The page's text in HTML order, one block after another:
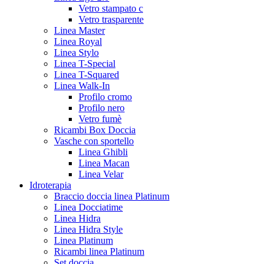
Vetro stampato c
Vetro trasparente
Linea Master
Linea Royal
Linea Stylo
Linea T-Special
Linea T-Squared
Linea Walk-In
Profilo cromo
Profilo nero
Vetro fumè
Ricambi Box Doccia
Vasche con sportello
Linea Ghibli
Linea Macan
Linea Velar
Idroterapia
Braccio doccia linea Platinum
Linea Docciatime
Linea Hidra
Linea Hidra Style
Linea Platinum
Ricambi linea Platinum